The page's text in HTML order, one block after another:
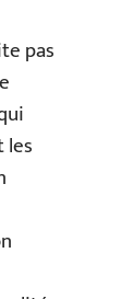
pas
les